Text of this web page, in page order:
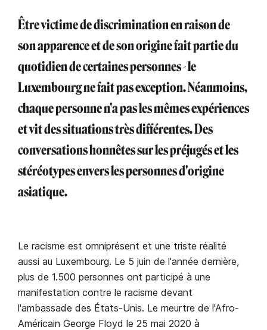
Être victime de discrimination en raison de
son apparence et de son origine fait partie du
quotidien de certaines personnes - le
Luxembourg ne fait pas exception. Néanmoins,
chaque personne n'a pas les mêmes expériences
et vit des situations très différentes. Des
conversations honnêtes sur les préjugés et les
stéréotypes envers les personnes d'origine
asiatique.
Le racisme est omniprésent et une triste réalité
aussi au Luxembourg. Le 5 juin de l'année dernière,
plus de 1.500 personnes ont participé à une
manifestation contre le racisme devant
l'ambassade des États-Unis. Le meurtre de l'Afro-
Américain George Floyd le 25 mai 2020 à